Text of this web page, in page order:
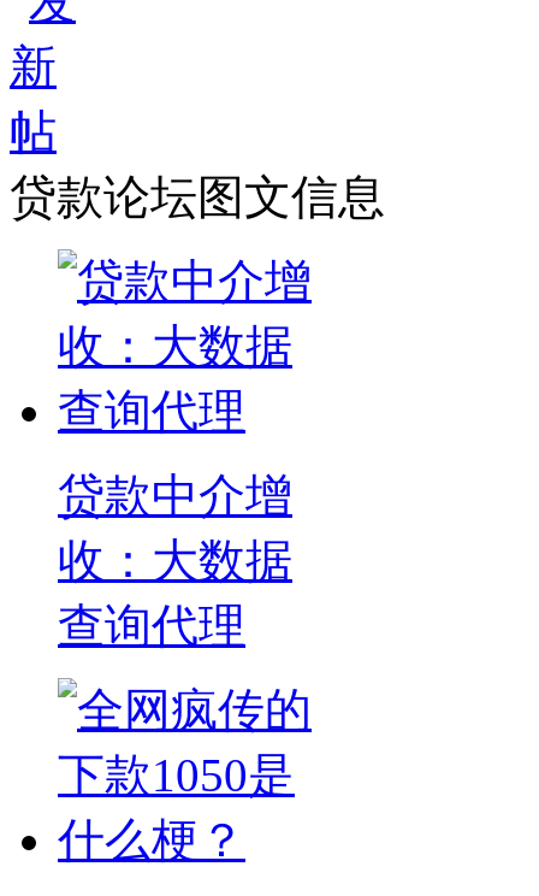
贷款论坛图文信息
贷款中介增
收：大数据
查询代理